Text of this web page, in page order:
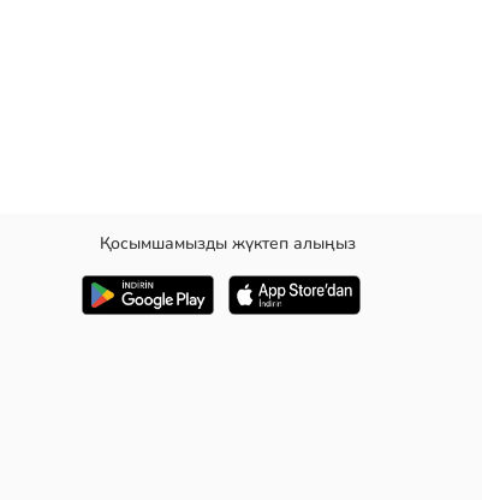
Қосымшамызды жүктеп алыңыз